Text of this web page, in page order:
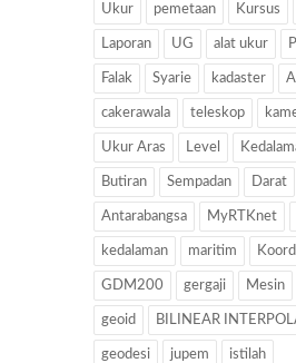
Ukur pemetaan Kursus
Laporan UG alat ukur
Falak Syarie kadaster
cakerawala teleskop
Ukur Aras Level
Butiran Sempadan Darat
Antarabangsa MyRTKnet
kedalaman maritim
GDM200 gergaji Mesin
geoid BILINEAR
geodesi jupem istilah